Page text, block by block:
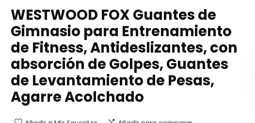
WESTWOOD FOX Guantes de
Gimnasio para Entrenamiento
de Fitness, Antideslizantes, con
absorción de Golpes, Guantes
de Levantamiento de Pesas,
Agarre Acolchado